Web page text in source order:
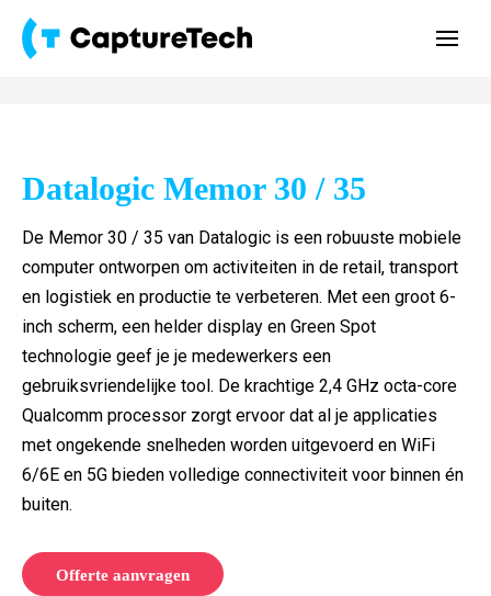
Datalogic Memor 30 / 35
De Memor 30 / 35 van Datalogic is een robuuste mobiele
computer ontworpen om activiteiten in de retail, transport
en logistiek en productie te verbeteren. Met een groot 6-
inch scherm, een helder display en Green Spot
technologie geef je je medewerkers een
gebruiksvriendelijke tool. De krachtige 2,4 GHz octa-core
Qualcomm processor zorgt ervoor dat al je applicaties
met ongekende snelheden worden uitgevoerd en WiFi
6/6E en 5G bieden volledige connectiviteit voor binnen én
buiten.
Offerte aanvragen